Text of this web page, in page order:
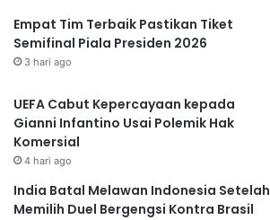
Empat Tim Terbaik Pastikan Tiket
Semifinal Piala Presiden 2026
3 hari ago
UEFA Cabut Kepercayaan kepada
Gianni Infantino Usai Polemik Hak
Komersial
4 hari ago
India Batal Melawan Indonesia Setelah
Memilih Duel Bergengsi Kontra Brasil